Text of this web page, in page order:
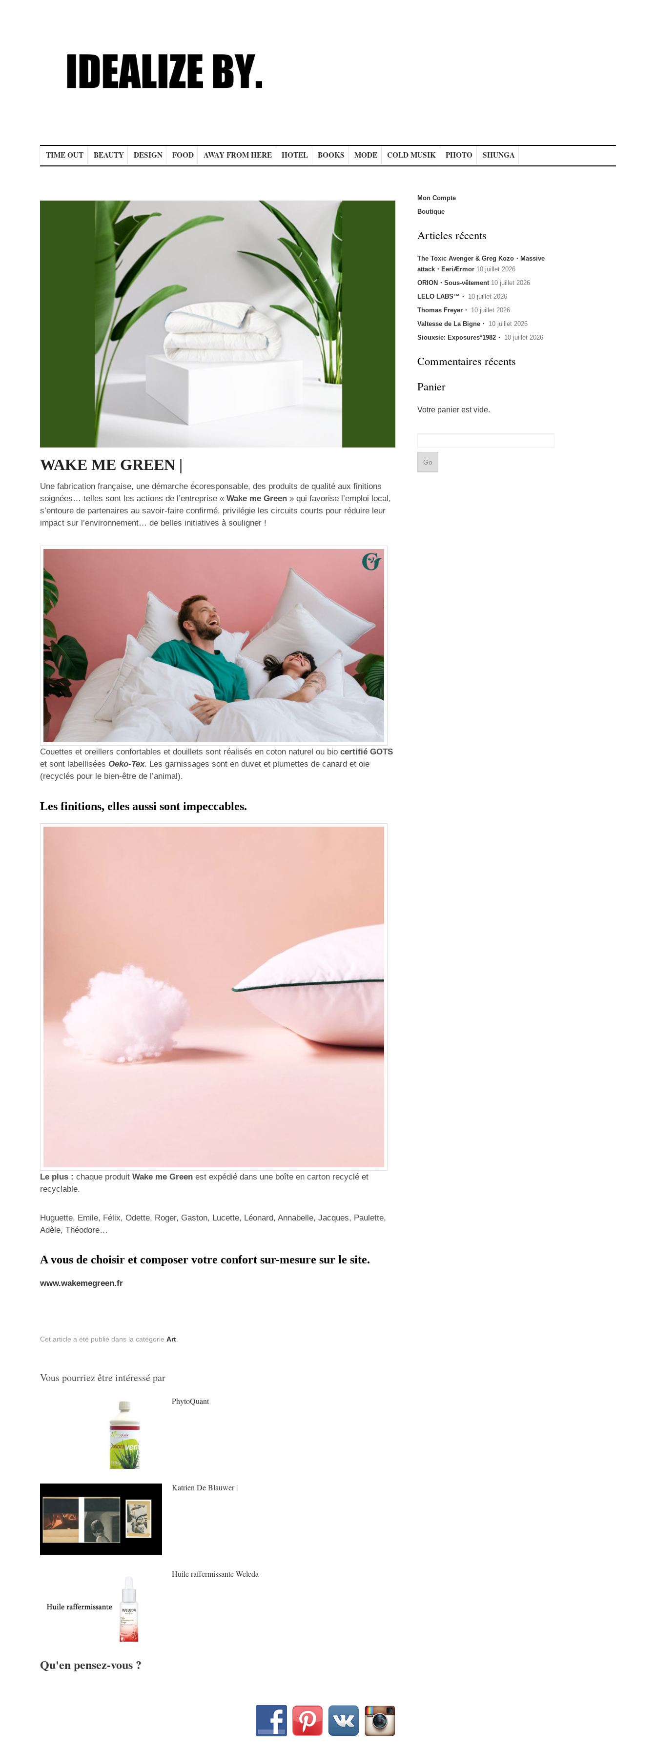
TIME OUT BEAUTY DESIGN FOOD AWAY FROM HERE HOTEL BOOKS MODE COLD MUSIK PHOTO SHUNGA
WAKE ME GREEN |
Une fabrication française, une démarche écoresponsable, des produits de qualité aux finitions
soignées… telles sont les actions de l’entreprise « Wake me Green » qui favorise l’emploi local,
s’entoure de partenaires au savoir-faire confirmé, privilégie les circuits courts pour réduire leur
impact sur l’environnement… de belles initiatives à souligner !
Couettes et oreillers confortables et douillets sont réalisés en coton naturel ou bio certifié GOTS
et sont labellisées Oeko-Tex. Les garnissages sont en duvet et plumettes de canard et oie
(recyclés pour le bien-être de l’animal).
Les finitions, elles aussi sont impeccables.
Le plus : chaque produit Wake me Green est expédié dans une boîte en carton recyclé et
recyclable.
Huguette, Emile, Félix, Odette, Roger, Gaston, Lucette, Léonard, Annabelle, Jacques, Paulette,
Adèle, Théodore…
A vous de choisir et composer votre confort sur-mesure sur le site.
www.wakemegreen.fr
Cet article a été publié dans la catégorie Art
Vous pourriez être intéressé par
PhytoQuant
Katrien De Blauwer |
Huile raffermissante Weleda
Qu'en pensez-vous ?
Mon Compte
Boutique
Articles récents
The Toxic Avenger & Greg Kozo・Massive
attack・EeriÆrmor 10 juillet 2026
ORION・Sous-vêtement 10 juillet 2026
LELO LABS™・ 10 juillet 2026
Thomas Freyer・ 10 juillet 2026
Valtesse de La Bigne・ 10 juillet 2026
Siouxsie: Exposures*1982・ 10 juillet 2026
Commentaires récents
Panier
Votre panier est vide.